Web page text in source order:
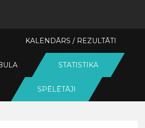
KALENDĀRS / REZULTĀTI
STATISTIKA
SPĒLĒTĀJI